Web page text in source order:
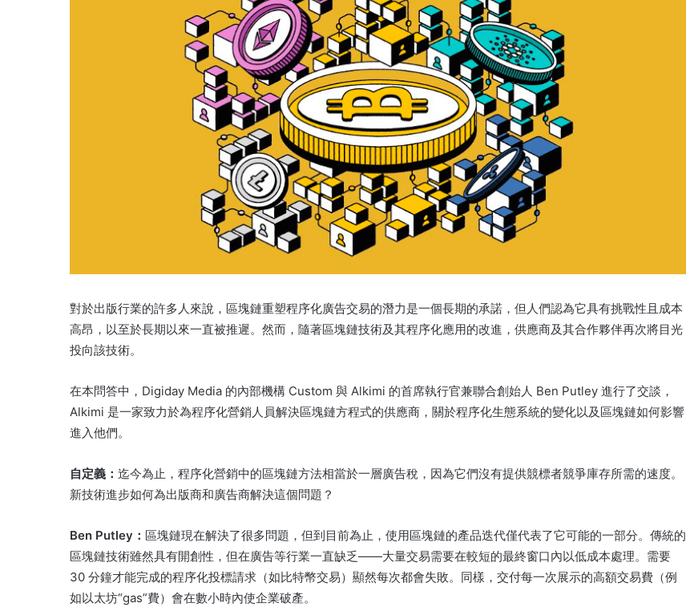
對於出版行業的許多人來說，區塊鏈重塑程序化廣告交易的潛力是一個長期的承諾，但人們認為它具有挑戰性且成本
高昂，以至於長期以來一直被推遲。 然而，隨著區塊鏈技術及其程序化應用的改進，供應商及其合作夥伴再次將目光
投向該技術。
在本問答中，Digiday Media 的內部機構 Custom 與 Alkimi 的首席執行官兼聯合創始人 Ben Putley 進行了交談，
Alkimi 是一家致力於為程序化營銷人員解決區塊鏈方程式的供應商，關於程序化生態系統的變化以及區塊鏈如何影響
進入他們。
自定義： 迄今為止，程序化營銷中的區塊鏈方法相當於一層廣告稅，因為它們沒有提供競標者競爭庫存所需的速度。
新技術進步如何為出版商和廣告商解決這個問題？
Ben Putley： 區塊鏈現在解決了很多問題，但到目前為止，使用區塊鏈的產品迭代僅代表了它可能的一部分。 傳統的
區塊鏈技術雖然具有開創性，但在廣告等行業一直缺乏——大量交易需要在較短的最終窗口內以低成本處理。 需要
30 分鐘才能完成的程序化投標請求（如比特幣交易）顯然每次都會失敗。 同樣，交付每一次展示的高額交易費（例
如以太坊“gas”費）會在數小時內使企業破產。